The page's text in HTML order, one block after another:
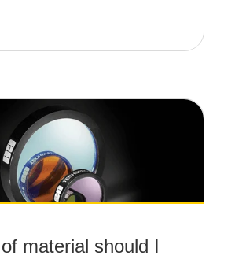
material should I